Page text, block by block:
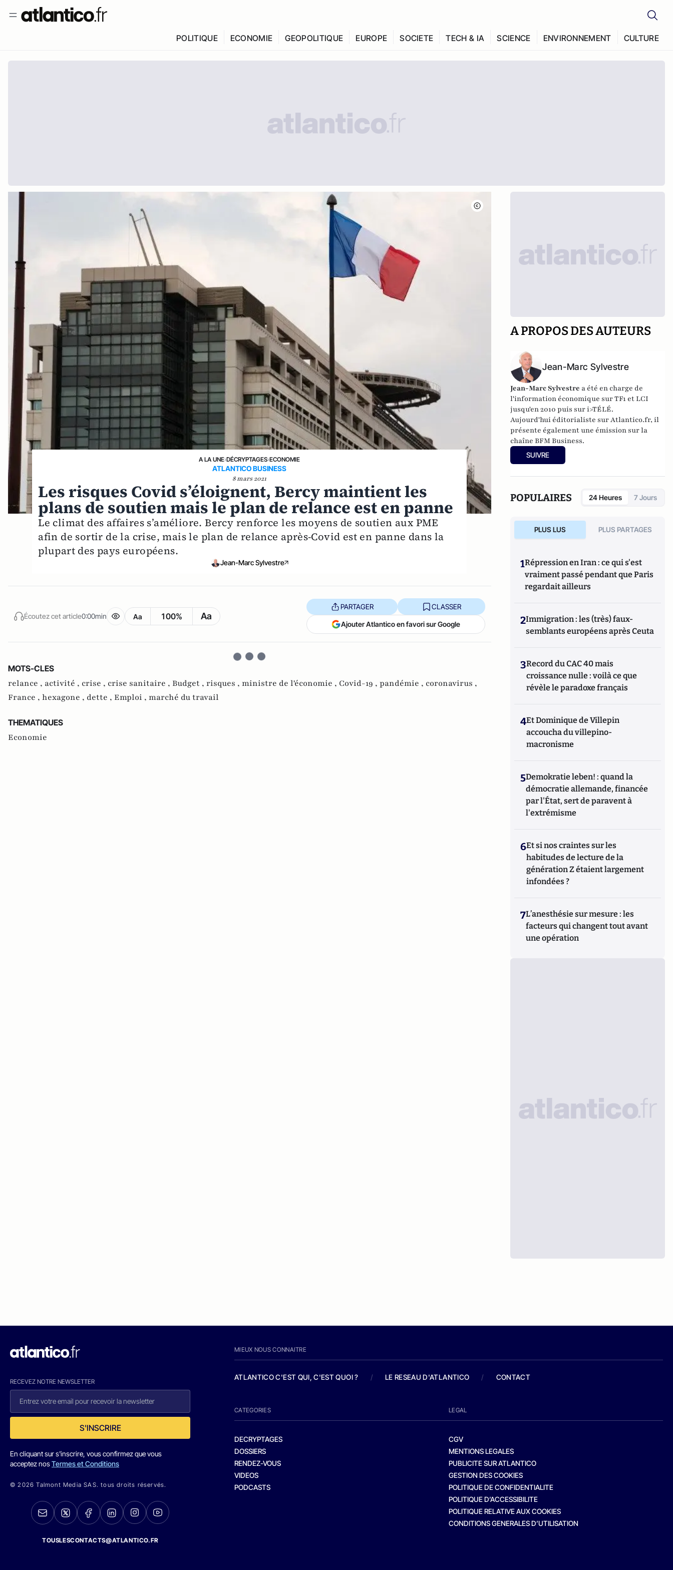
POLITIQUE ECONOMIE GEOPOLITIQUE EUROPE SOCIETE TECH & IA SCIENCE ENVIRONNEMENT CULTURE
A LA UNE›DÉCRYPTAGES›ECONOMIE
ATLANTICO BUSINESS
8 mars 2021
Les risques Covid s’éloignent, Bercy maintient les
plans de soutien mais le plan de relance est en panne
Le climat des affaires s’améliore. Bercy renforce les moyens de soutien aux PME
afin de sortir de la crise, mais le plan de relance après-Covid est en panne dans la
plupart des pays européens.
Jean-Marc Sylvestre
Écoutez cet article0:00min Aa 100% Aa
PARTAGER CLASSER
Ajouter Atlantico en favori sur Google
MOTS-CLES
relance , activité , crise , crise sanitaire , Budget , risques , ministre de l'économie , Covid-19 , pandémie , coronavirus ,
France , hexagone , dette , Emploi , marché du travail
THEMATIQUES
Economie
A PROPOS DES AUTEURS
Jean-Marc Sylvestre
Jean-Marc Sylvestre a été en charge de
l'information économique sur TF1 et LCI
jusqu'en 2010 puis sur i>TÉLÉ.
Aujourd'hui éditorialiste sur Atlantico.fr, il
présente également une émission sur la
chaîne BFM Business.
SUIVRE
POPULAIRES 24 Heures 7 Jours
PLUS LUS PLUS PARTAGES
1Répression en Iran : ce qui s'est
vraiment passé pendant que Paris
regardait ailleurs
2Immigration : les (très) faux-
semblants européens après Ceuta
3Record du CAC 40 mais
croissance nulle : voilà ce que
révèle le paradoxe français
4Et Dominique de Villepin
accoucha du villepino-
macronisme
5Demokratie leben! : quand la
démocratie allemande, financée
par l'État, sert de paravent à
l'extrémisme
6Et si nos craintes sur les
habitudes de lecture de la
génération Z étaient largement
infondées ?
7L’anesthésie sur mesure : les
facteurs qui changent tout avant
une opération
RECEVEZ NOTRE NEWSLETTER
S'INSCRIRE
En cliquant sur s'inscrire, vous confirmez que vous
acceptez nosTermes et Conditions
© 2026 Talmont Media SAS. tous droits réservés.
TOUSLESCONTACTS@ATLANTICO.FR
MIEUX NOUS CONNAITRE
ATLANTICO C'EST QUI, C'EST QUOI ? / LE RESEAU D'ATLANTICO / CONTACT
CATEGORIES
DECRYPTAGES
DOSSIERS
RENDEZ-VOUS
VIDEOS
PODCASTS
LEGAL
CGV
MENTIONS LEGALES
PUBLICITE SUR ATLANTICO
GESTION DES COOKIES
POLITIQUE DE CONFIDENTIALITE
POLITIQUE D’ACCESSIBILITE
POLITIQUE RELATIVE AUX COOKIES
CONDITIONS GENERALES D’UTILISATION